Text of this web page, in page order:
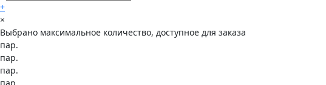
+
×
Выбрано максимальное количество, доступное для заказа
пар.
пар.
пар.